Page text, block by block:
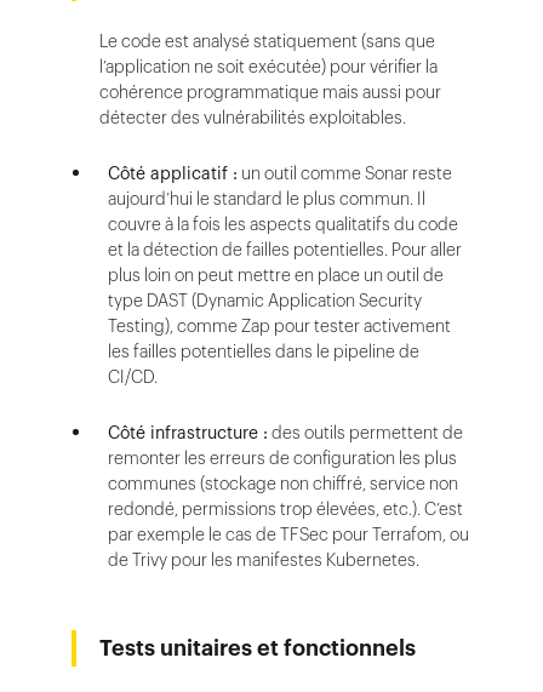
Le code est analysé statiquement (sans que
l’application ne soit exécutée) pour vérifier la
cohérence programmatique mais aussi pour
détecter des vulnérabilités exploitables.
Côté applicatif : un outil comme Sonar reste
aujourd’hui le standard le plus commun. Il
couvre à la fois les aspects qualitatifs du code
et la détection de failles potentielles. Pour aller
plus loin on peut mettre en place un outil de
type DAST (Dynamic Application Security
Testing), comme Zap pour tester activement
les failles potentielles dans le pipeline de
CI/CD.
Côté infrastructure : des outils permettent de
remonter les erreurs de configuration les plus
communes (stockage non chiffré, service non
redondé, permissions trop élevées, etc.). C’est
par exemple le cas de TFSec pour Terrafom, ou
de Trivy pour les manifestes Kubernetes.
Tests unitaires et fonctionnels